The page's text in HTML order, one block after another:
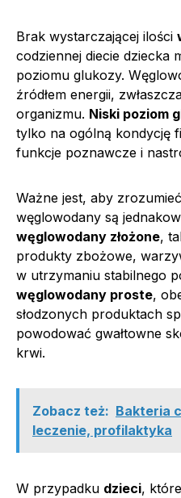
Brak wystarczającej ilości
codziennej diecie dziecka
poziomu glukozy.
źródłem energii,
organizmu. Niski poziom
tylko na ogólną kondycję
funkcje poznawcze i
Ważne jest, aby
węglowodany są
węglowodany złożone,
produkty zbożowe,
w utrzymaniu stabilnego
węglowodany proste,
słodzonych produktach
powodować gwałtowne
krwi.
Zobacz też: Bakteria
leczenie, profilaktyka
W przypadku dzieci,